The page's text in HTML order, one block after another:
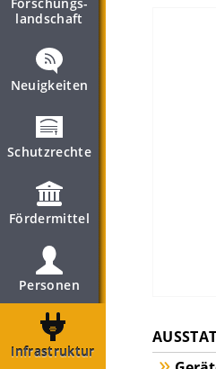
landschaft
Neuigkeiten
Schutzrechte
Fördermittel
Personen
Infrastruktur